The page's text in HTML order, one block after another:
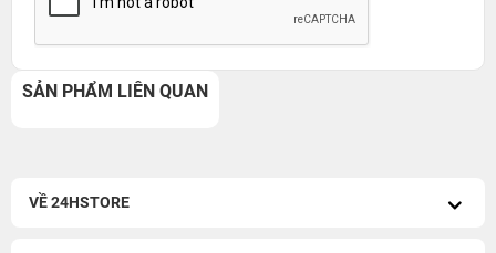
SẢN PHẨM LIÊN QUAN
VỀ 24HSTORE